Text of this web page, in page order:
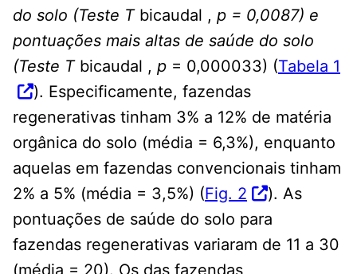
do solo (Teste Tbicaudal , p = 0,0087) e
pontuações mais altas de saúde do solo
(Teste Tbicaudal , p = 0,000033) (Tabela 1
). Especificamente, fazendas
regenerativas tinham 3% a 12% de matéria
orgânica do solo (média = 6,3%), enquanto
aquelas em fazendas convencionais tinham
2% a 5% (média = 3,5%) (Fig. 2
). As
pontuações de saúde do solo para
fazendas regenerativas variaram de 11 a 30
(média = 20). Os das fazendas